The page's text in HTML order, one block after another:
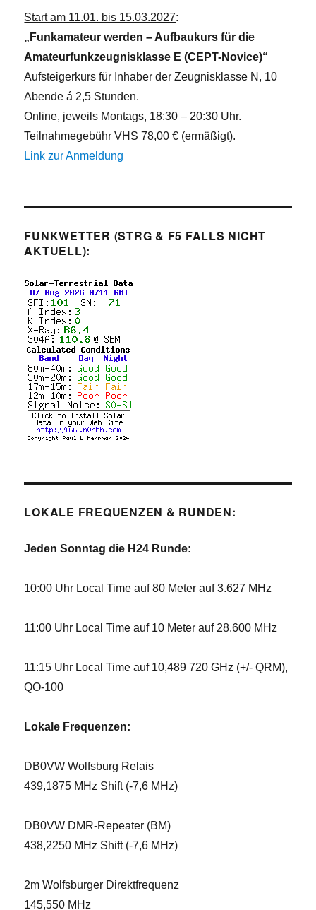
Start am 11.01. bis 15.03.2027:
„Funkamateur werden – Aufbaukurs für die
Amateurfunkzeugnisklasse E (CEPT-Novice)“
Aufsteigerkurs für Inhaber der Zeugnisklasse N, 10
Abende á 2,5 Stunden.
Online, jeweils Montags, 18:30 – 20:30 Uhr.
Teilnahmegebühr VHS 78,00 € (ermäßigt).
Link zur Anmeldung
FUNKWETTER (STRG & F5 FALLS NICHT
AKTUELL):
LOKALE FREQUENZEN & RUNDEN:
Jeden Sonntag die H24 Runde:
10:00 Uhr Local Time auf 80 Meter auf 3.627 MHz
11:00 Uhr Local Time auf 10 Meter auf 28.600 MHz
11:15 Uhr Local Time auf 10,489 720 GHz (+/- QRM),
QO-100
Lokale Frequenzen:
DB0VW Wolfsburg Relais
439,1875 MHz Shift (-7,6 MHz)
DB0VW DMR-Repeater (BM)
438,2250 MHz Shift (-7,6 MHz)
2m Wolfsburger Direktfrequenz
145,550 MHz